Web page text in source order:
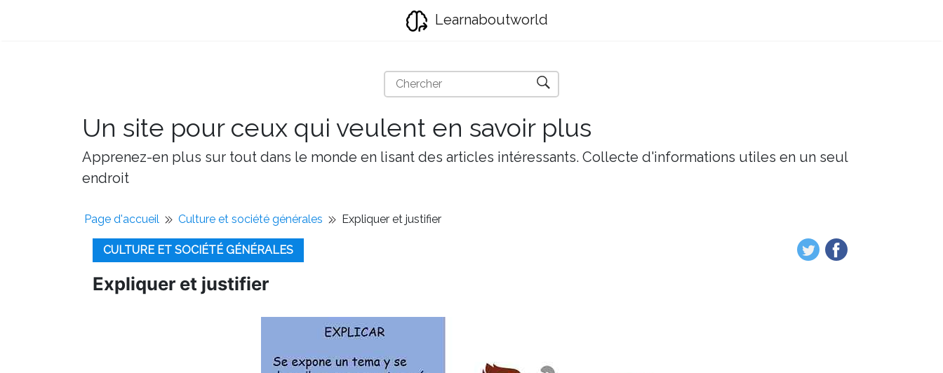
Learnaboutworld
Un site pour ceux qui veulent en savoir plus
Apprenez-en plus sur tout dans le monde en lisant des articles intéressants. Collecte d'informations utiles en un seul
endroit
Page d'accueil Culture et société générales Expliquer et justifier
CULTURE ET SOCIÉTÉ GÉNÉRALES
Expliquer et justifier